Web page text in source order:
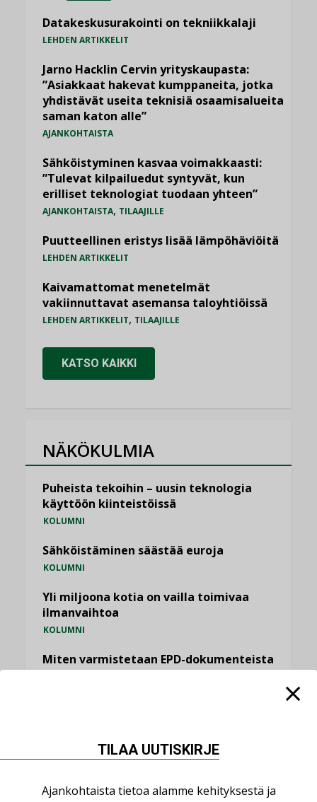
Datakeskusurakointi on tekniikkalaji
LEHDEN ARTIKKELIT
Jarno Hacklin Cervin yrityskaupasta:
”Asiakkaat hakevat kumppaneita, jotka
yhdistävät useita teknisiä osaamisalueita
saman katon alle”
AJANKOHTAISTA
Sähköistyminen kasvaa voimakkaasti:
”Tulevat kilpailuedut syntyvät, kun
erilliset teknologiat tuodaan yhteen”
AJANKOHTAISTA, TILAAJILLE
Puutteellinen eristys lisää lämpöhäviöitä
LEHDEN ARTIKKELIT
Kaivamattomat menetelmät
vakiinnuttavat asemansa taloyhtiöissä
LEHDEN ARTIKKELIT, TILAAJILLE
KATSO KAIKKI
NÄKÖKULMIA
Puheista tekoihin – uusin teknologia
käyttöön kiinteistöissä
KOLUMNI
Sähköistäminen säästää euroja
KOLUMNI
Yli miljoona kotia on vailla toimivaa
ilmanvaihtoa
KOLUMNI
Miten varmistetaan EPD-dokumenteista
saatavien tietojen vertailukelpoisuus?
KATSO KAIKKI
TILAA UUTISKIRJE
Ajankohtaista tietoa alamme kehityksestä ja